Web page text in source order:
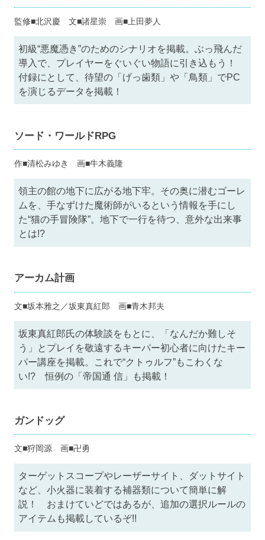
監修■北沢慶 文■諸星崇 画■上田夢人
初級“悪魔憑き”のためのシナリオを掲載。ぶっ飛んだ
導入で、プレイヤーをぐいぐい物語に引き込もう！
付録にとして、待望の「げっ歯類」や「鳥類」でPC
を演じるデータを掲載！
ソード・ワールドRPG
作■清松みゆき 画■牛木義隆
領主の館の地下に広がる地下牢。その奥に潜むゴーレ
ムを、手なずけた魔術師がいるという情報を手にし
た“猫の手冒険隊”。地下で一行を待つ、意外な出来事
とは!?
アーカム計画
文■坂本雅之／坂東真紅郎 画■青木邦夫
坂東真紅郎氏の体験談をもとに、「なんだか難しそ
う」とプレイを敬遠するキーパー初心者に向けたキー
パー講座を掲載。これで“クトゥルフ”もこわくな
い!? 恒例の「帝国通 信」も掲載！
ガンドッグ
文■狩岡源 画■卍勇
ターゲットスコープやレーザーサイト、ダットサイト
など、小火器に装着する補器類について簡単に解
説！ おまけていどではあるが、追加の選択ルールの
アイテムも掲載しているぞ!!